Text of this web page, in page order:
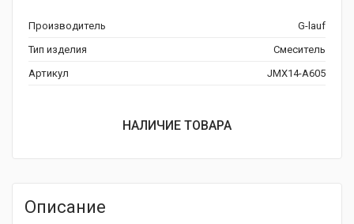
Производитель
G-lauf
Тип изделия
Смеситель
Артикул
JMX14-A605
НАЛИЧИЕ ТОВАРА
Описание